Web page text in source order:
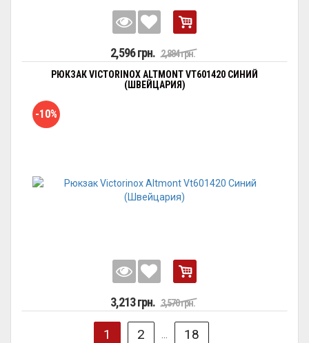
2,596 грн. 2,884 грн.
РЮКЗАК VICTORINOX ALTMONT VT601420 СИНИЙ
(ШВЕЙЦАРИЯ)
-10%
3,213 грн. 3,570 грн.
1 2 18